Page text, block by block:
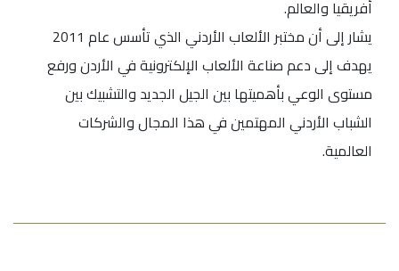
أفريقيا والعالم.
يشار إلى أن مختبر الألعاب الأردني الذي تأسس عام 2011
يهدف إلى دعم صناعة الألعاب الإلكترونية في الأردن ورفع
مستوى الوعي بأهميتها بين الجيل الجديد والتشبيك بين
الشباب الأردني المهتمين في هذا المجال والشركات
العالمية.